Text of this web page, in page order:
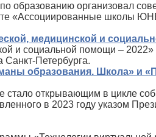
образованию организовал
«Ассоциированные школы
медицинской и
и социальной помощи –
образования. Школа» и
стало открывающим в цикле
в 2023 году указом